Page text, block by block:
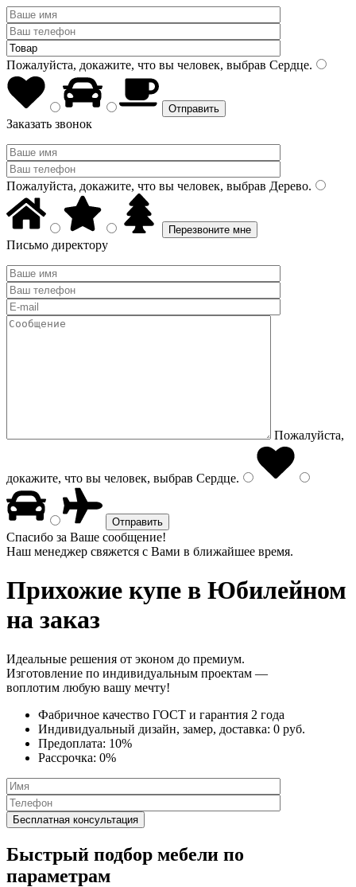
Пожалуйста, докажите, что вы человек, выбрав Сердце.
Заказать звонок
Пожалуйста, докажите, что вы человек, выбрав Дерево.
Письмо директору
Пожалуйста,
докажите, что вы человек, выбрав Сердце.
Спасибо за Ваше сообщение!
Наш менеджер свяжется с Вами в ближайшее время.
Прихожие купе в Юбилейном
на заказ
Идеальные решения от эконом до премиум.
Изготовление по индивидуальным проектам —
воплотим любую вашу мечту!
Фабричное качество ГОСТ и гарантия 2 года
Индивидуальный дизайн, замер, доставка: 0 руб.
Предоплата: 10%
Рассрочка: 0%
Быстрый подбор мебели по
параметрам